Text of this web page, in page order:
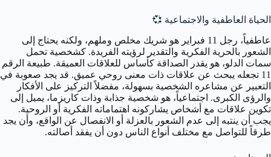
الحياة العاطفية والاجتماعية 💞
عاطفياً، رجل 11 فبراير هو شريك مخلص وملهم، ولكنه يحتاج إلى
الشعور بالحرية الفكرية والتقدير لرؤيته الفريدة. كشخصية تحمل
سمات الدلو، هو يقدر الصداقة كأساس للعلاقات العميقة. طبيعة الرقم
11 تجعله يبحث عن علاقات ذات معنى روحي عميق. قد يجد صعوبة في
التعبير عن مشاعره الشخصية بسهولة، مفضلاً التركيز على الأفكار
والرؤى الكبرى. اجتماعياً، هو شخصية جذابة وذات كاريزما، يميل إلى
تكوين علاقات مع أشخاص يشاركونه اهتماماته الفكرية أو الروحية.
يجب أن ينتبه إلى عدم الشعور بالعزلة أو الانفصال عن الواقع، وأن يجد
طرقاً للتواصل مع مختلف أنواع الناس دون أن يفقد أصالته.